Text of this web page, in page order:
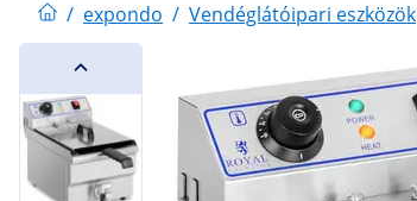
/ expondo / Vendéglátóipari eszközök